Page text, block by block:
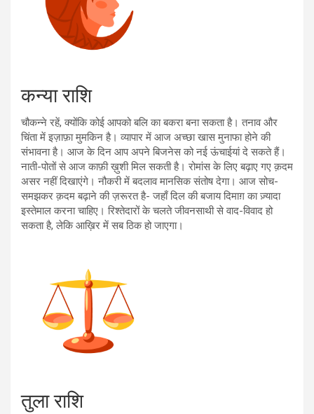
कन्या राशि
चौकन्ने रहें, क्योंकि कोई आपको बलि का बकरा बना सकता है। तनाव और
चिंता में इज़ाफ़ा मुमकिन है। व्यापार में आज अच्छा खास मुनाफा होने की
संभावना है। आज के दिन आप अपने बिजनेस को नई ऊंचाईयां दे सकते हैं।
नाती-पोतों से आज काफ़ी ख़ुशी मिल सकती है। रोमांस के लिए बढ़ाए गए क़दम
असर नहीं दिखाएंगे। नौकरी में बदलाव मानसिक संतोष देगा। आज सोच-
समझकर क़दम बढ़ाने की ज़रूरत है- जहाँ दिल की बजाय दिमाग़ का ज़्यादा
इस्तेमाल करना चाहिए। रिश्तेदारों के चलते जीवनसाथी से वाद-विवाद हो
सकता है, लेकि आख़िर में सब ठिक हो जाएगा।
तुला राशि